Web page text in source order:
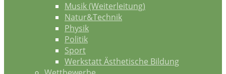
Musik (Weiterleitung)
Natur&Technik
Physik
Politik
Sport
Werkstatt Ästhetische Bildung